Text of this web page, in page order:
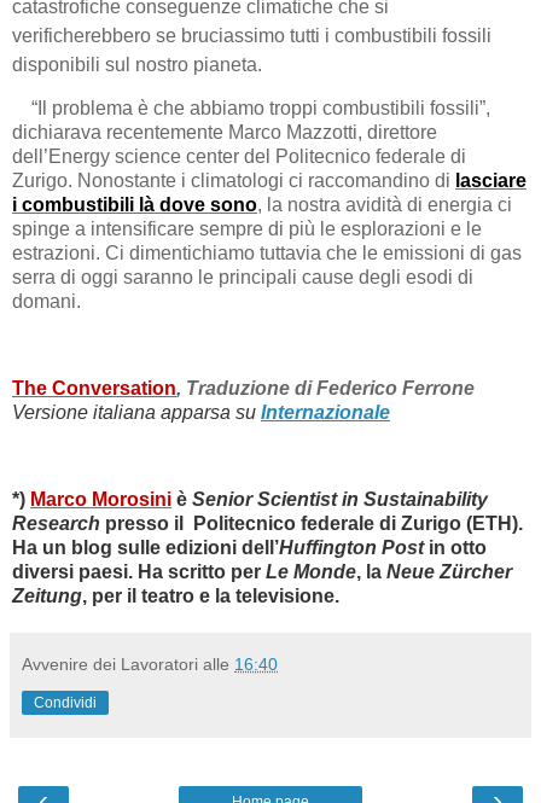
catastrofiche conseguenze climatiche che si
verificherebbero se bruciassimo tutti i combustibili fossili
disponibili sul nostro pianeta.
“Il problema è che abbiamo troppi combustibili fossili”,
dichiarava recentemente Marco Mazzotti, direttore
dell’Energy science center del Politecnico federale di
Zurigo. Nonostante i climatologi ci raccomandino di lasciare
i combustibili là dove sono, la nostra avidità di energia ci
spinge a intensificare sempre di più le esplorazioni e le
estrazioni. Ci dimentichiamo tuttavia che le emissioni di gas
serra di oggi saranno le principali cause degli esodi di
domani.
The Conversation, Traduzione di Federico Ferrone
Versione italiana apparsa su Internazionale
*) Marco Morosini è Senior Scientist in Sustainability
Research presso il
Politecnico federale di Zurigo (ETH).
Ha un blog sulle edizioni dell’Huffington Postin otto
diversi paesi. Ha scritto per Le Monde, la Neue Zürcher
Zeitung, per il teatro e la televisione.
Avvenire dei Lavoratori alle 16:40
Condividi